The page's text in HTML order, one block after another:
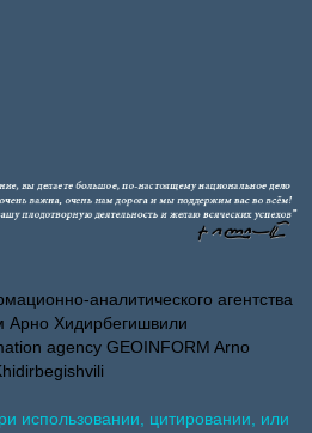
аналитического агентства
Арно Хидирбегишвили
agency GEOINFORM Arno
использовании, цитировании, или